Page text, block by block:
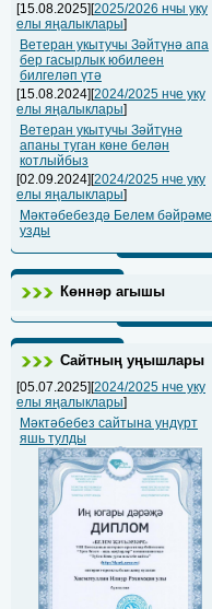
[15.08.2025][2025/2026 нчы уку
елы яңалыклары]
Ветеран укытучы Зәйтүнә апа
бер гасырлык юбилеен
билгеләп үтә
[15.08.2024][2024/2025 нче уку
елы яңалыклары]
Ветеран укытучы Зәйтүнә
апаны туган көне белән
котлыйбыз
[02.09.2024][2024/2025 нче уку
елы яңалыклары]
Мәктәбебездә Белем бәйрәме
узды
Көннәр агышы
Сайтның уңышлары
[05.07.2025][2024/2025 нче уку
елы яңалыклары]
Мәктәбебез сайтына ундүрт
яшь тулды